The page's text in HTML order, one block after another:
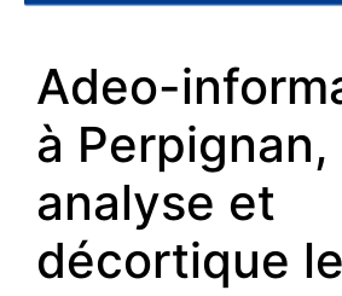
Adeo-
à Perpignan,
analyse et
décortique le